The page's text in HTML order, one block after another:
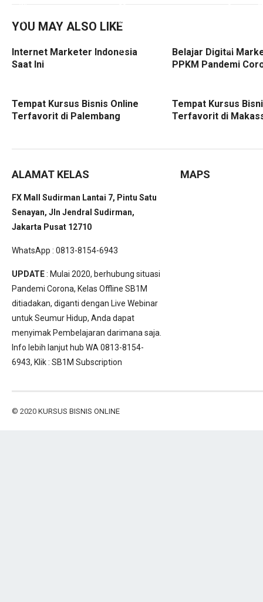
YOU MAY ALSO LIKE
Internet Marketer Indonesia
Saat Ini
Belajar Digital
PPKM Pandemi
Tempat Kursus Bisnis Online
Terfavorit di Palembang
Tempat Kursus
Terfavorit di
ALAMAT KELAS
FX Mall Sudirman Lantai 7, Pintu Satu
Senayan, Jln Jendral Sudirman,
Jakarta Pusat 12710
WhatsApp : 0813-8154-6943
UPDATE: Mulai 2020, berhubung situasi
Pandemi Corona, Kelas Offline SB1M
ditiadakan, diganti dengan Live Webinar
untuk Seumur Hidup, Anda dapat
menyimak Pembelajaran darimana saja.
Info lebih lanjut hub WA 0813-8154-
6943, Klik : SB1M Subscription
MAPS
© 2020 KURSUS BISNIS ONLINE